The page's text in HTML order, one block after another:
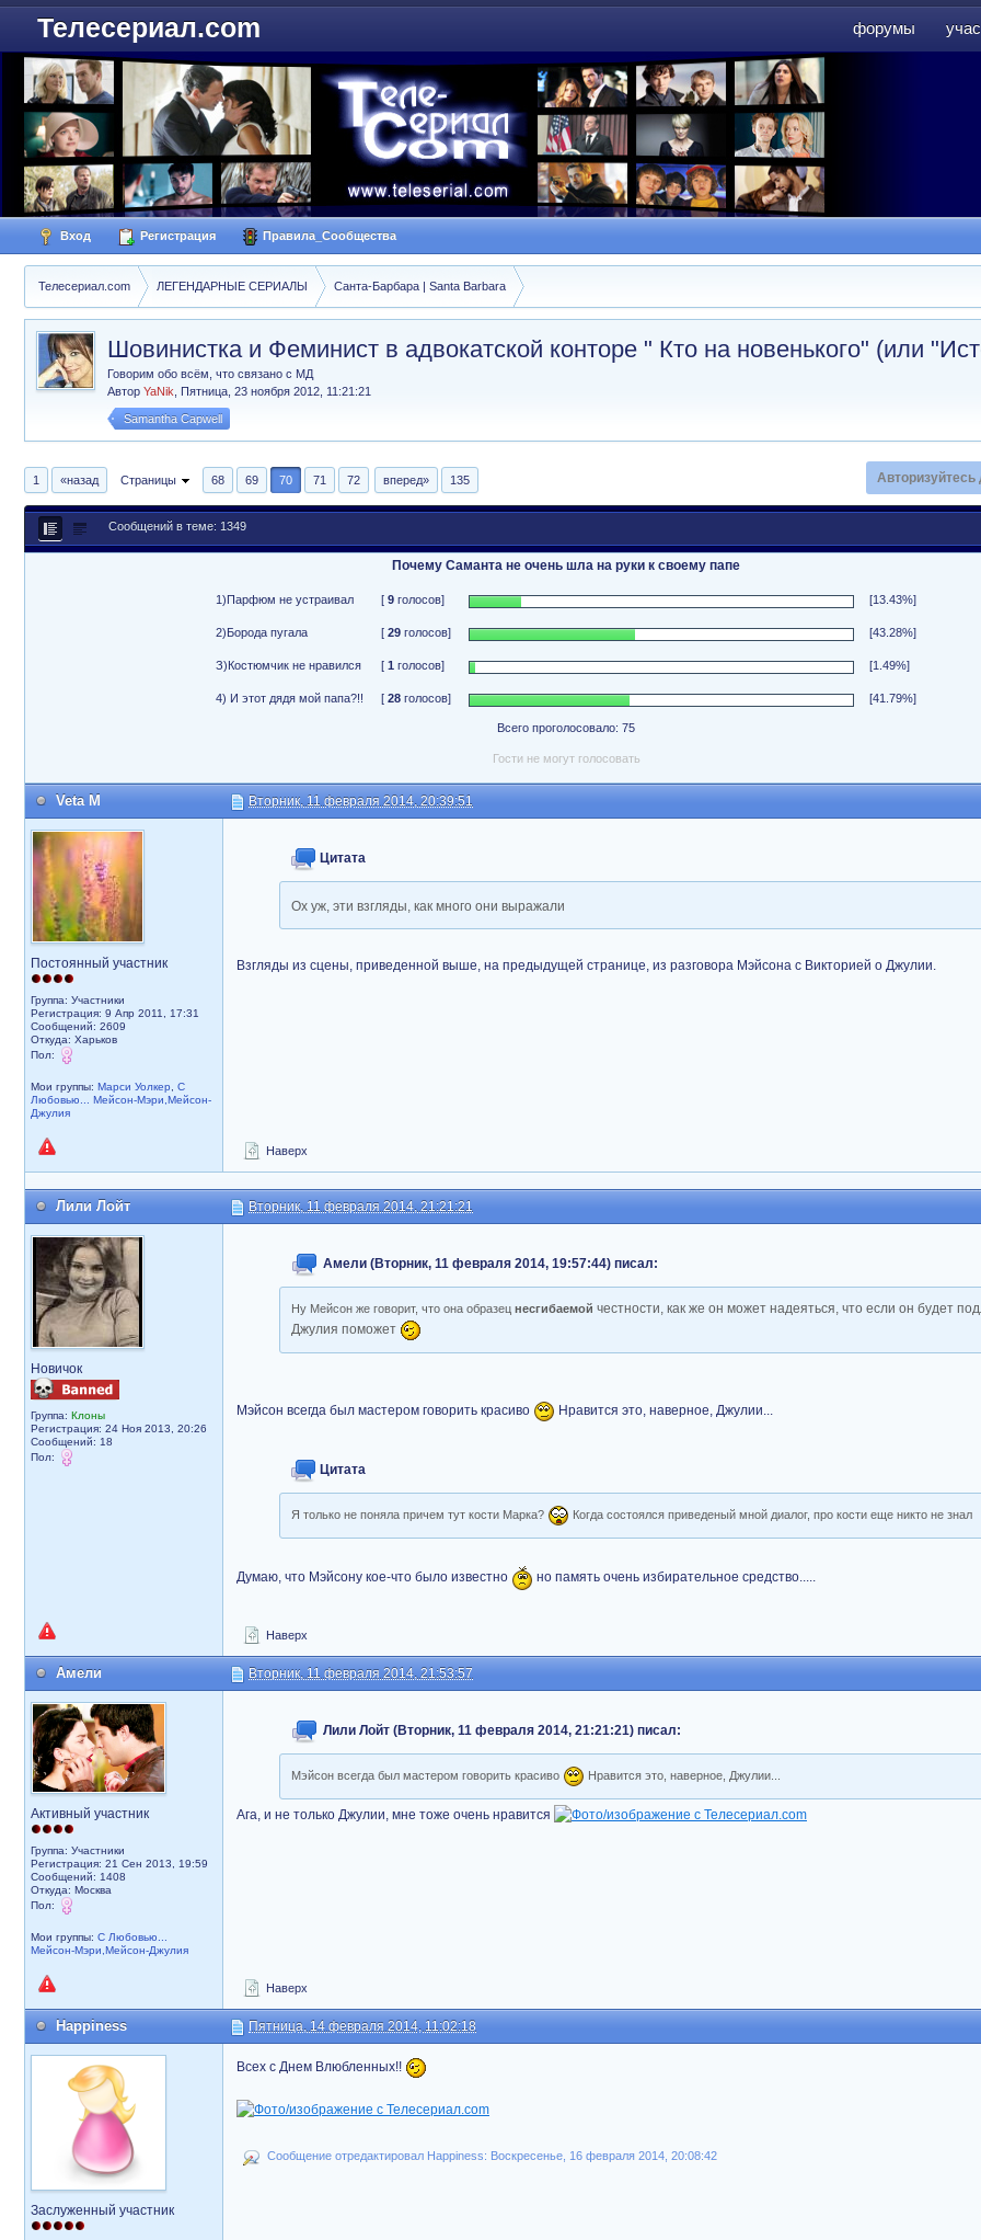
форумы
Телесериал.com
Вход Регистрация Правила_Сообщества
Телесериал.com ЛЕГЕНДАРНЫЕ СЕРИАЛЫ Санта-Барбара | Santa Barbara
Шовинистка и Феминист в адвокатской конторе " Кто на новенького" (или
Говорим обо всём, что связано с МД
Автор YaNik Пятница, 23 ноября 2012, 11:21:21
Samantha Capwell
1 «назад Страницы 68 69 70 71 72 вперед» 135 Авторизуйтесь
Сообщений в теме: 1349
Почему Саманта не очень шла на руки к своему папе
1)Парфюм не устраивал [ 9 голосов] [13.43%]
2)Борода пугала [ 29 голосов] [43.28%]
З)Костюмчик не нравился [ 1 голосов] [1.49%]
4) И этот дядя мой папа?!! [ 28 голосов] [41.79%]
Всего проголосовало: 75
Гости не могут голосовать
Veta M Вторник, 11 февраля 2014, 20:39:51
Постоянный участник
Группа: Участники
Регистрация: 9 Апр 2011, 17:31
Сообщений: 2609
Откуда: Харьков
Пол:
Мои группы: Марси Уолкер
С
Любовью... Мейсон-Мэри,Мейсон-
Джулия
Цитата
Ох уж, эти взгляды, как много они выражали
Взгляды из сцены, приведенной выше, на предыдущей странице, из разговора Мэйсона с Викторией о Джулии.
Наверх
Лили Лойт Вторник, 11 февраля 2014, 21:21:21
Новичок
Группа: Клоны
Регистрация: 24 Ноя 2013, 20:26
Сообщений: 18
Пол:
Амели (Вторник, 11 февраля 2014, 19:57:44) писал:
Ну Мейсон же говорит, что она образецнесгибаемой честности, как же он может надеяться, что если он будет
Джулия поможет
Мэйсон всегда был мастером говорить красиво Нравится это, наверное, Джулии...
Цитата
Я только не поняла причем тут кости Марка? Когда состоялся приведеный мной диалог, про кости еще никто не знал
Думаю, что Мэйсону кое-что было известно но память очень избирательное средство.....
Наверх
Амели Вторник, 11 февраля 2014, 21:53:57
Активный участник
Группа: Участники
Регистрация: 21 Сен 2013, 19:59
Сообщений: 1408
Откуда: Москва
Пол:
Мои группы: С Любовью...
Мейсон-Мэри,Мейсон-Джулия
Лили Лойт (Вторник, 11 февраля 2014, 21:21:21) писал:
Мэйсон всегда был мастером говорить красиво Нравится это, наверное, Джулии...
Ага, и не только Джулии, мне тоже очень нравится
Наверх
Happiness Пятница, 14 февраля 2014, 11:02:18
Заслуженный участник
Всех с Днем Влюбленных!!
Сообщение отредактировал Happiness: Воскресенье, 16 февраля 2014, 20:08:42